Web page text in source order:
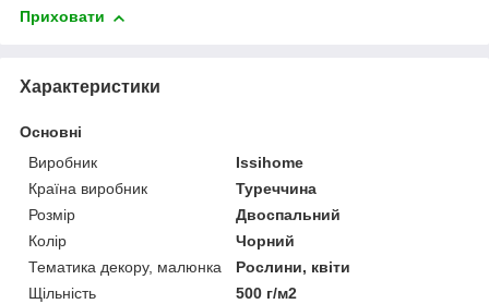
Приховати
Характеристики
Основні
Виробник
Issihome
Країна виробник
Туреччина
Розмір
Двоспальний
Колір
Чорний
Тематика декору, малюнка
Рослини, квіти
Щільність
500 г/м2